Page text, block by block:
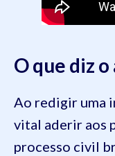
O que diz
Ao redigir uma
vital aderir aos
processo civil